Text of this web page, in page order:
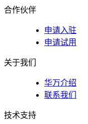
合作伙伴
申请入驻
申请试用
关于我们
华万介绍
联系我们
技术支持